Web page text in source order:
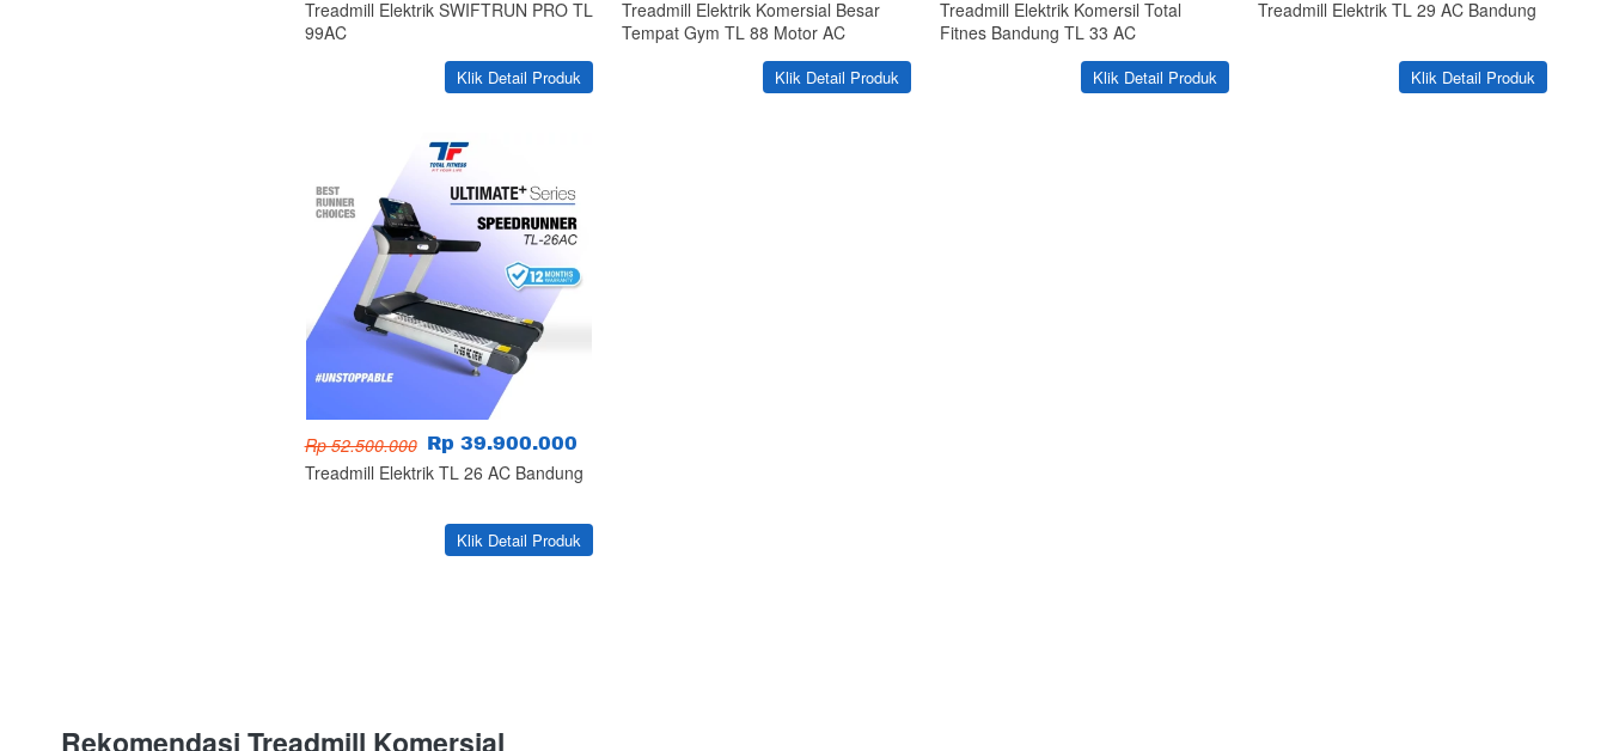
Treadmill Elektrik SWIFTRUN PRO TL
99AC
`
Klik Detail Produk
Treadmill Elektrik Komersial Besar
Tempat Gym TL 88 Motor AC
`
Klik Detail Produk
Treadmill Elektrik Komersil Total
Fitnes Bandung TL 33 AC
`
Klik Detail Produk
Treadmill Elektrik TL 29 AC Bandung
`Klik Detail Produk
Rp 52.500.000 Rp 39.900.000
Treadmill Elektrik TL 26 AC Bandung
`
Klik Detail Produk
Rekomendasi Treadmill Komersial